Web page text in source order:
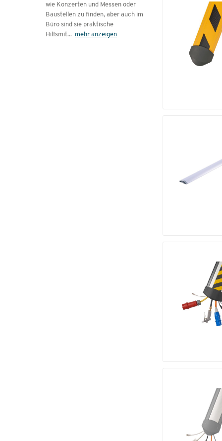
wie Konzerten und Messen oder
Baustellen zu finden, aber auch im
Büro sind sie praktische
Hilfsmit... mehr anzeigen